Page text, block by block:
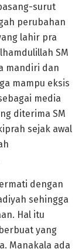
surut
perubahan
lahir pra
SM
mandiri dan
mampu eksis
media
diterima SM
sejak awal
dengan
sehingga
Hal itu
yang
Manakala ada